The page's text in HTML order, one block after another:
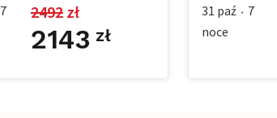
7
2492 zł
2143 zł
31 paź • 7
noce